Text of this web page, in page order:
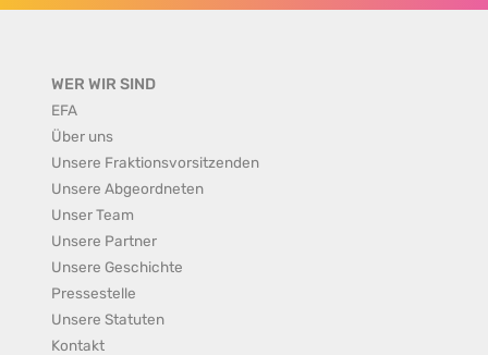
WER WIR SIND
EFA
Über uns
Unsere Fraktionsvorsitzenden
Unsere Abgeordneten
Unser Team
Unsere Partner
Unsere Geschichte
Pressestelle
Unsere Statuten
Kontakt